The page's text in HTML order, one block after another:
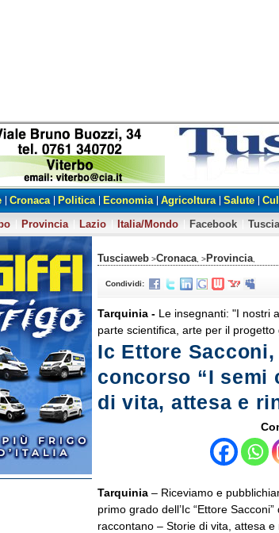
Cronaca Politica Economia Agricoltura Salute
Provincia Lazio Italia/Mondo Facebook
Tusciaweb >Cronaca , >Provincia
Condividi:
Tarquinia - Le insegnanti: "I nostri
parte scientifica, arte per il
Ic Ettore
concorso “I semi
di vita, attesa e
Tarquinia – Riceviamo e
primo grado dell’Ic “Ettore
raccontano – Storie di vita, attesa e